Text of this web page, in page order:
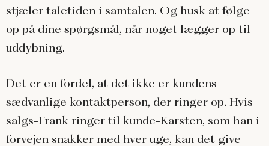
stjæler taletiden i samtalen. Og husk at følge
op på dine spørgsmål, når noget lægger op til
uddybning.
Det er en fordel, at det ikke er kundens
sædvanlige kontaktperson, der ringer op. Hvis
salgs-Frank ringer til kunde-Karsten, som han i
forvejen snakker med hver uge, kan det give